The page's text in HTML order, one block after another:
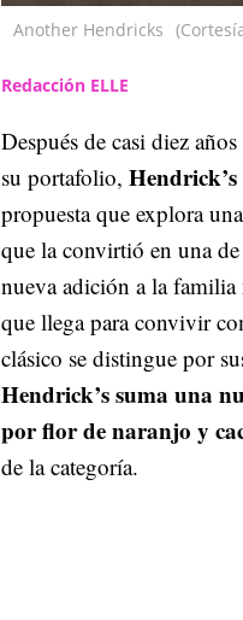
Another Hendricks
Redacción ELLE
Después de casi diez
su portafolio,
propuesta que explora
que la convirtió en una
nueva adición a la
que llega para convivir
clásico se distingue por
Hendrick’s suma una
por flor de naranjo y
de la categoría.